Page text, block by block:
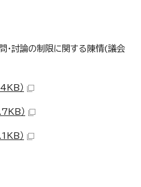
・討論の制限に関する陳情(議会
）
）
）